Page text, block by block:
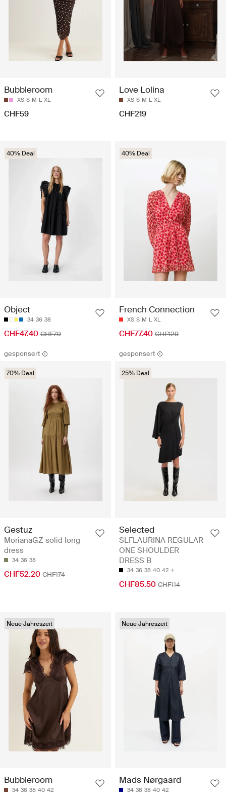
Bubbleroom
XS S M L XL
CHF59
Love Lolina
XS S M L XL
CHF219
40% Deal
Object
34 36 38
CHF47.40 CHF79
40% Deal
French Connection
XS S M L XL
CHF77.40 CHF129
gesponsert
70% Deal
Gestuz
MorianaGZ solid long
dress
34 36 38
CHF52.20 CHF174
gesponsert
25% Deal
Selected
SLFLAURINA REGULAR
ONE SHOULDER
DRESS B
34 36 38 40 42
CHF85.50 CHF114
Neue Jahreszeit
Bubbleroom
34 36 38 40 42
Neue Jahreszeit
Mads Nørgaard
34 36 38 40 42